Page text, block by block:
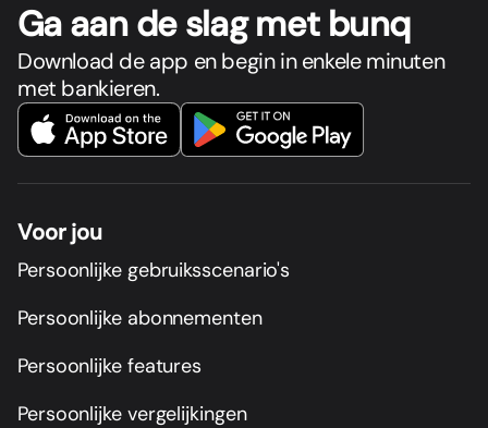
Ga aan de slag met bunq
Download de app en begin in enkele minuten
met bankieren.
Voor jou
Persoonlijke gebruiksscenario's
Persoonlijke abonnementen
Persoonlijke features
Persoonlijke vergelijkingen